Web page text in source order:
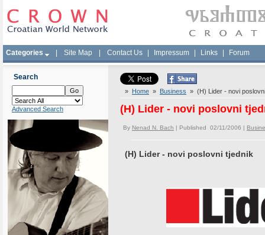
Categories Site Map Contact Us Impressum Links Forum
Search
Advanced Search
» Home » Business » (H) Lider - novi
(H) Lider - novi poslovni
By Nenad N. Bach | Published 02/11/2006 |
(H) Lider - novi poslovni tjednik